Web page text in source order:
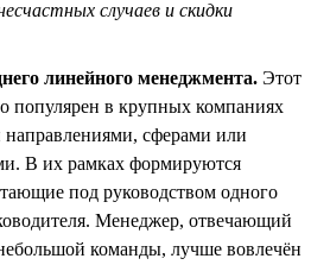
случаев и скидки
линейного менеджмента. Этот
популярен в крупных компаниях
направлениями, сферами или
В их рамках формируются
под руководством одного
Менеджер, отвечающий
небольшой команды, лучше вовлечён